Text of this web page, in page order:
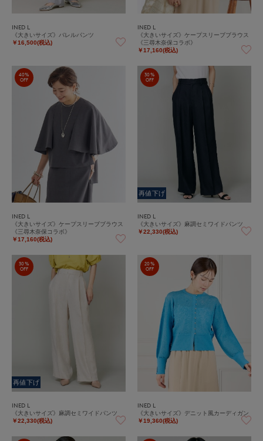
INED L
《大きいサイズ》バレルパンツ
￥16,500(税込)
INED L
《大きいサイズ》ケープスリーブブラウス
《三尋木奈保コラボ》
￥17,160(税込)
40%
OFF
INED L
《大きいサイズ》ケープスリーブブラウス
《三尋木奈保コラボ》
￥17,160(税込)
30%
OFF
再値下げ
INED L
《大きいサイズ》麻調セミワイドパンツ
￥22,330(税込)
30%
OFF
再値下げ
INED L
《大きいサイズ》麻調セミワイドパンツ
￥22,330(税込)
20%
OFF
INED L
《大きいサイズ》デニット風カーディガン
￥19,360(税込)